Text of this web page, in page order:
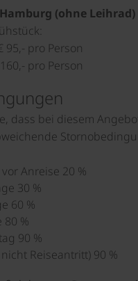
(ohne Leihrad)
95,- pro Person
pro Person
dass bei diesem
Anreise 20 %
30 %
60 %
80 %
90 %
Reiseantritt) 90 %